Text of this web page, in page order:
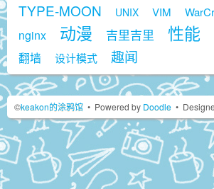
TYPE-MOON UNIX VIM
nginx 动漫 吉里吉里 性能
翻墙 设计模式 趣闻
©keakon的涂鸦馆 • Powered by Doodle •